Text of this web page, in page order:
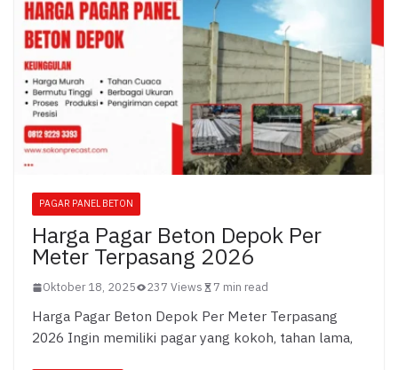
PAGAR PANEL BETON
Harga Pagar Beton Depok Per
Meter Terpasang 2026
Oktober 18, 2025 237 Views 7 min read
Harga Pagar Beton Depok Per Meter Terpasang
2026 Ingin memiliki pagar yang kokoh, tahan lama,